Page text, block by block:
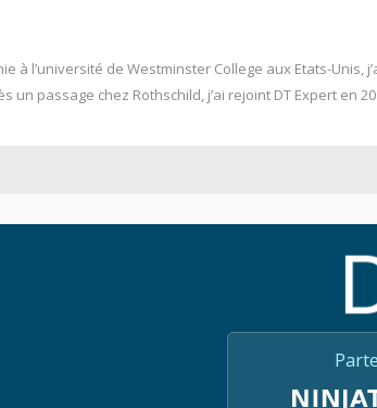
à l’université de Westminster College aux Etats-Unis,
un passage chez Rothschild, j’ai rejoint DT Expert en